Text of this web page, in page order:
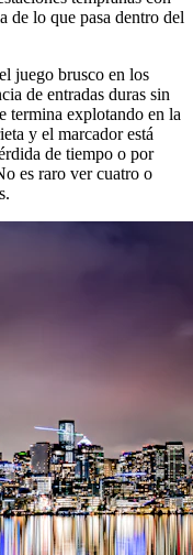
de lo que pasa dentro del
juego brusco en los
de entradas duras sin
termina explotando en la
y el marcador está
de tiempo o por
es raro ver cuatro o